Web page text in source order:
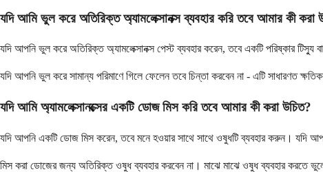
যদি আমি ভুল করে অতিরিক্ত অ্যামলেক্সানক্স ব্যবহার করি তবে আমার কী করা
যদি আপনি ভুল করে অতিরিক্ত অ্যামলেক্সানক্স পেস্ট ব্যবহার করেন, তবে একটি পরিষ্কার
যদি আপনি ভুল করে সামান্য পরিমাণে গিলে ফেলেন তবে চিন্তা করবেন না - এটি সাধারণত
যদি আমি অ্যামলেক্সানক্সের একটি ডোজ মিস করি তবে আমার কী করা উচিত?
যদি আপনি একটি ডোজ মিস করেন, তবে মনে হওয়ার সাথে সাথে ওষুধটি ব্যবহার করুন। যদি
মিস করা ডোজের জন্য অতিরিক্ত ওষুধ ব্যবহার করবেন না। মাঝে মাঝে ওষুধ ব্যবহার করতে ভুলে